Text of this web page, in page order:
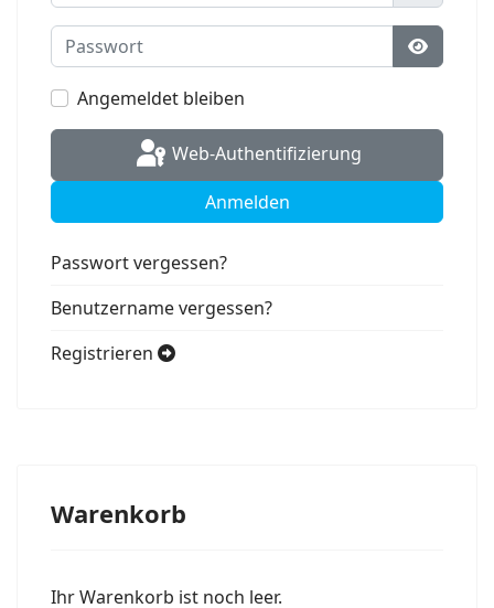
Passwort
Angemeldet bleiben
Web-Authentifizierung
Anmelden
Passwort vergessen?
Benutzername vergessen?
Registrieren
Warenkorb
Ihr Warenkorb ist noch leer.